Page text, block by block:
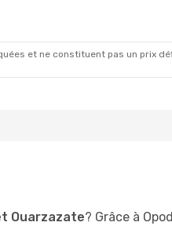
et ne constituent pas un prix
Ouarzazate? Grâce à